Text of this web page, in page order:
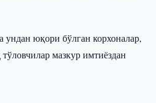
ундан юқори бўлган корхоналар,
мазкур имтиёздан